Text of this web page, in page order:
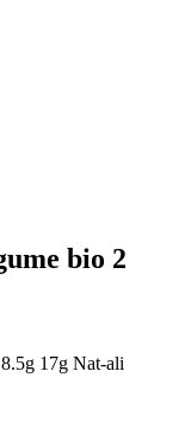
bio 2
17g Nat-ali